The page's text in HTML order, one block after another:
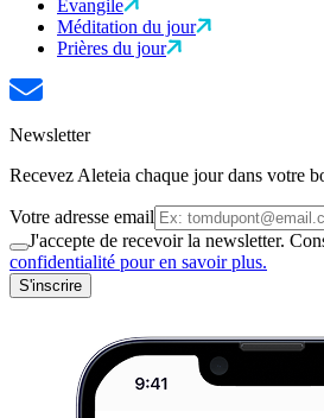
Évangile
Méditation du jour
Prières du jour
Newsletter
Recevez Aleteia chaque jour dans votre
Votre adresse email
J'accepte de recevoir la newsletter.
confidentialité pour en savoir plus.
S'inscrire